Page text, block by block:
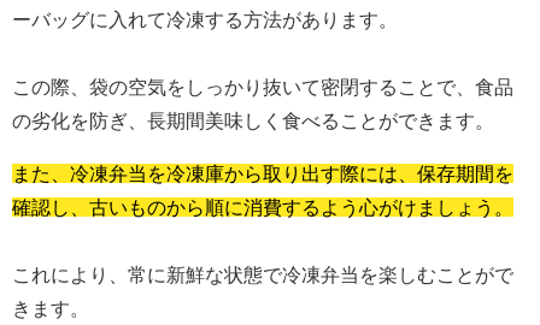
ーバッグに入れて冷凍する方法があります。
この際、袋の空気をしっかり抜いて密閉することで、食品
の劣化を防ぎ、長期間美味しく食べることができます。
また、冷凍弁当を冷凍庫から取り出す際には、保存期間を
確認し、古いものから順に消費するよう心がけましょう。
これにより、常に新鮮な状態で冷凍弁当を楽しむことがで
きます。